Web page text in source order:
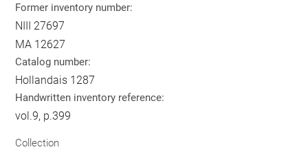
Former inventory number:
NIII 27697
MA 12627
Catalog number:
Hollandais 1287
Handwritten inventory reference:
vol.9, p.399
Collection